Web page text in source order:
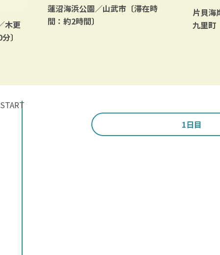
木更
〕
蓮沼海浜公園／山武市〔滞在時
間：約2時間〕
片貝海
九里町
START
1日目